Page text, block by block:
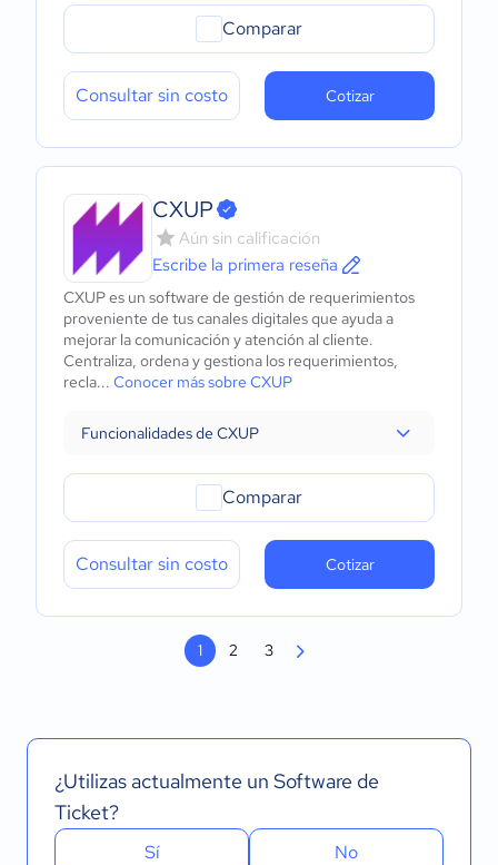
Comparar
Consultar sin costo Cotizar
CXUP
Aún sin calificación
Escribe la primera reseña
CXUP es un software de gestión de requerimientos
proveniente de tus canales digitales que ayuda a
mejorar la comunicación y atención al cliente.
Centraliza, ordena y gestiona los requerimientos,
recla... Conocer más sobre CXUP
Funcionalidades de CXUP
Comparar
Consultar sin costo Cotizar
1 2 3
¿Utilizas actualmente un Software de
Ticket?
Sí No